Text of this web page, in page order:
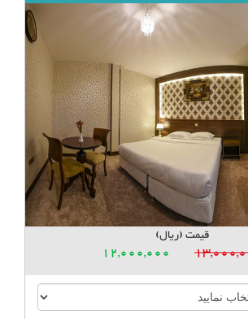
قیمت (ریال)
12,000,000